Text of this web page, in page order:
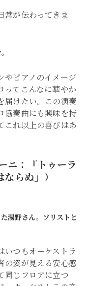
常が伝わってきま
やピアノのイメージ
ってこんなに華やか
届けたい。この演奏
協奏曲にも興味を持
これ以上の喜びはあ
ニ：『トゥーラ
らぬ」）
た湯野さん。ソリストと
いつもオーケストラ
の姿が見える安心感
同じフロアに立つ